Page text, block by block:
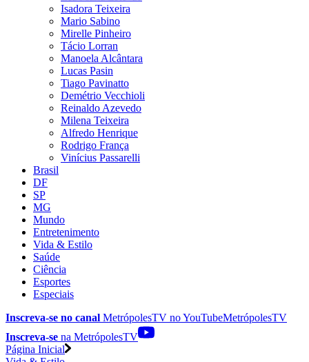
Isadora Teixeira
Mario Sabino
Mirelle Pinheiro
Tácio Lorran
Manoela Alcântara
Lucas Pasin
Tiago Pavinatto
Demétrio Vecchioli
Reinaldo Azevedo
Milena Teixeira
Alfredo Henrique
Rodrigo França
Vinícius Passarelli
Brasil
DF
SP
MG
Mundo
Entretenimento
Vida & Estilo
Saúde
Ciência
Esportes
Especiais
Inscreva-se no canal MetrópolesTV noYouTubeMetrópolesTV
Inscreva-se na MetrópolesTV
Página Inicial